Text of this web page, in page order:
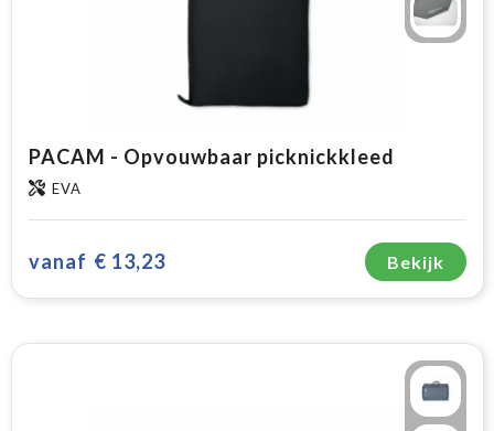
PACAM - Opvouwbaar picknickkleed
EVA
vanaf € 13,23 Bekijk